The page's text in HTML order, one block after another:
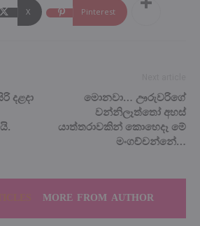
X Pinterest
දළදා
මොනවා… ඌරුවරිගේ
වන්නිලෑත්තෝ අහස්
යාත්තරාවකින් කොහෙදෑ මේ
මංගච්චන්නේ…
MORE FROM AUTHOR